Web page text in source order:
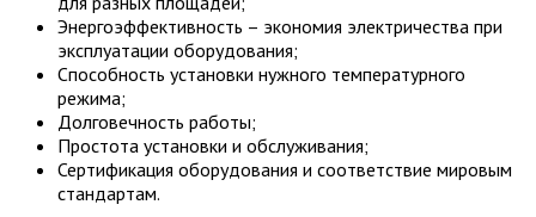
Энергоэффективность – экономия электричества при
эксплуатации оборудования;
Способность установки нужного температурного
режима;
Долговечность работы;
Простота установки и обслуживания;
Сертификация оборудования и соответствие мировым
стандартам.